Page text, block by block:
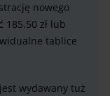
nowego
185,50 zł lub
tablice
wydawany tuż